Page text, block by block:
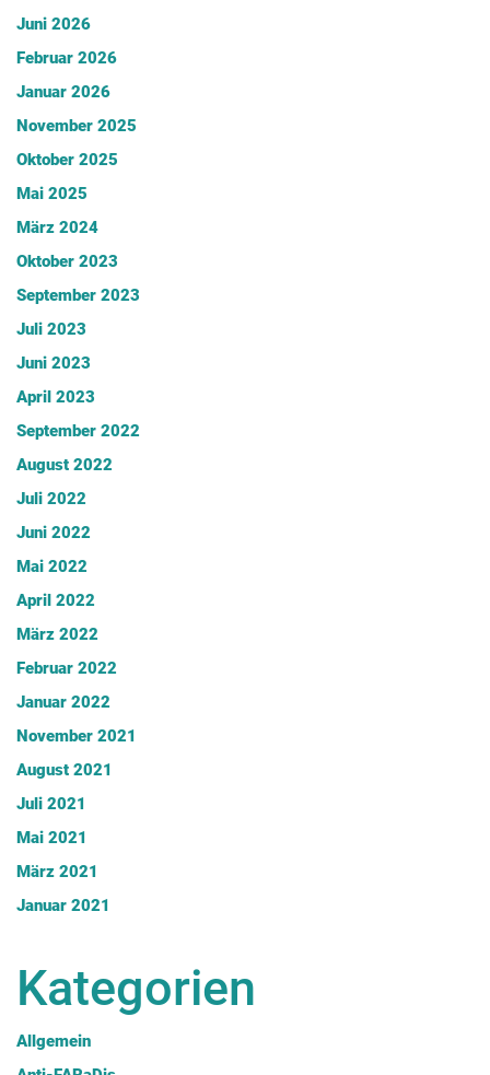
Juni 2026
Februar 2026
Januar 2026
November 2025
Oktober 2025
Mai 2025
März 2024
Oktober 2023
September 2023
Juli 2023
Juni 2023
April 2023
September 2022
August 2022
Juli 2022
Juni 2022
Mai 2022
April 2022
März 2022
Februar 2022
Januar 2022
November 2021
August 2021
Juli 2021
Mai 2021
März 2021
Januar 2021
Kategorien
Allgemein